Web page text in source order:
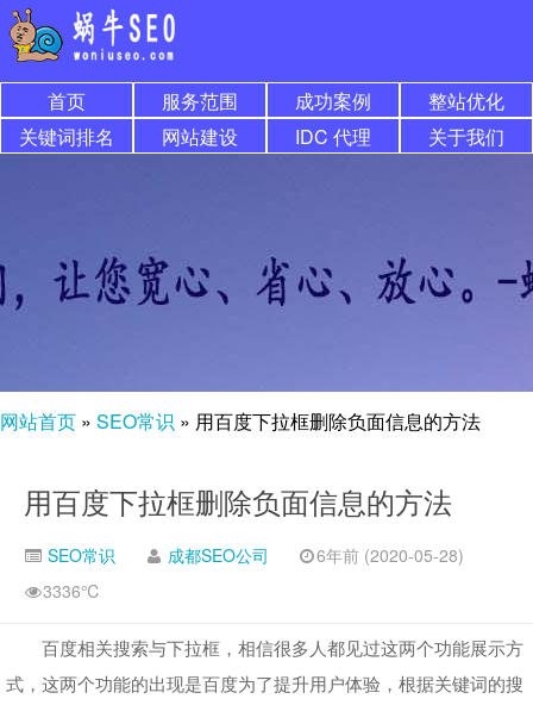
首页 服务范围 成功案例
整站优化
关键词排名
网站建设 IDC 代理 关于我们
网站首页 » SEO常识 » 用百度下拉框删除负面信息的方法
用百度下拉框删除负面信息的方法
SEO常识 成都SEO公司
6年前 (2020-05-28)
3336℃
百度相关搜索与下拉框，相信很多人都见过这两个功能展示方
式，这两个功能的出现是百度为了提升用户体验，根据关键词的搜